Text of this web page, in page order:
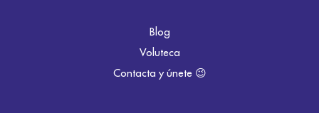
Blog
Voluteca
Contacta y únete 😉